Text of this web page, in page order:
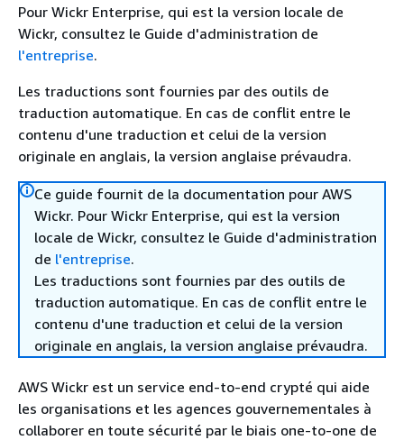
Pour Wickr Enterprise, qui est la version locale de
Wickr, consultez le Guide d'administration de
l'entreprise.
Les traductions sont fournies par des outils de
traduction automatique. En cas de conflit entre le
contenu d'une traduction et celui de la version
originale en anglais, la version anglaise prévaudra.
Ce guide fournit de la documentation pour AWS
Wickr. Pour Wickr Enterprise, qui est la version
locale de Wickr, consultez le Guide d'administration
de l'entreprise.
Les traductions sont fournies par des outils de
traduction automatique. En cas de conflit entre le
contenu d'une traduction et celui de la version
originale en anglais, la version anglaise prévaudra.
AWS Wickr est un service end-to-end crypté qui aide
les organisations et les agences gouvernementales à
collaborer en toute sécurité par le biais one-to-one de